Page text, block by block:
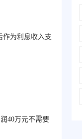
作为利息收入支
40万元不需要